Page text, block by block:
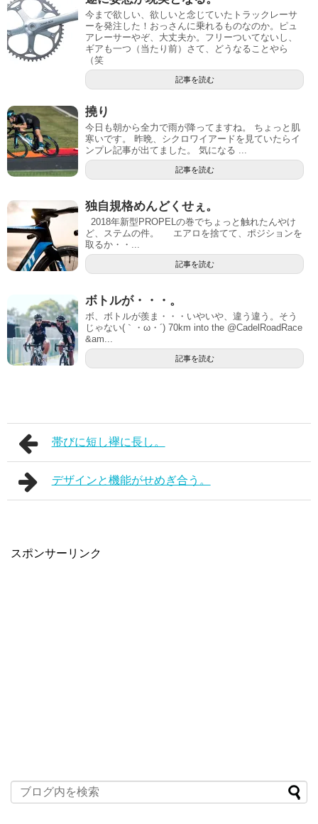
今まで欲しい、欲しいと念じていたトラックレーサ
ーを発注した！おっさんに乗れるものなのか。ピュ
アレーサーやぞ、大丈夫か。フリーついてないし、
ギアも一つ（当たり前）さて、どうなることやら
（笑
記事を読む
撓り
今日も朝から全力で雨が降ってますね。 ちょっと肌
寒いです。 昨晩、シクロワイアードを見ていたらイ
ンプレ記事が出てました。 気になる ...
記事を読む
独自規格めんどくせぇ。
2018年新型PROPELの巻でちょっと触れたんやけ
ど、ステムの件。 エアロを捨てて、ポジションを
取るか・・...
記事を読む
ボトルが・・・。
ボ、ボトルが羨ま・・・いやいや、違う違う。そう
じゃない(｀・ω・´) 70km into the @CadelRoadRace
&am...
記事を読む
帯びに短し襷に長し。
デザインと機能がせめぎ合う。
スポンサーリンク